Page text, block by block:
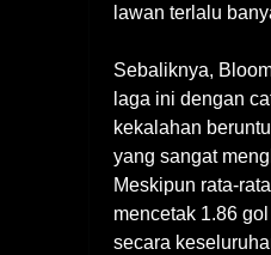
lawan terlalu
Sebaliknya,
laga ini dengan
kekalahan
yang sangat
Meskipun rata-
mencetak 1.86
secara